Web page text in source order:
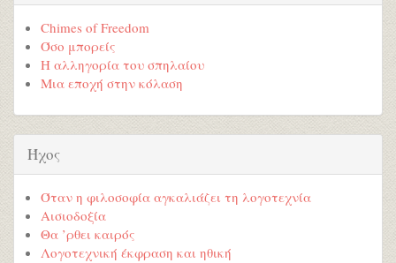
Chimes of Freedom
Όσο μπορείς
Η αλληγορία του σπηλαίου
Μια εποχή στην κόλαση
Ήχος
Όταν η φιλοσοφία αγκαλιάζει τη λογοτεχνία
Αισιοδοξία
Θα ’ρθει καιρός
Λογοτεχνική έκφραση και ηθική